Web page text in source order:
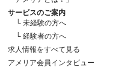
サービスのご案内
└ 未経験の方へ
└ 経験者の方へ
求人情報をすべて見る
アメリア会員インタビュー